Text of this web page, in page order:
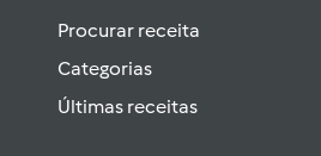
Procurar receita
Categorias
Últimas receitas